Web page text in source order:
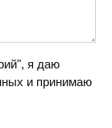
я даю
и принимаю